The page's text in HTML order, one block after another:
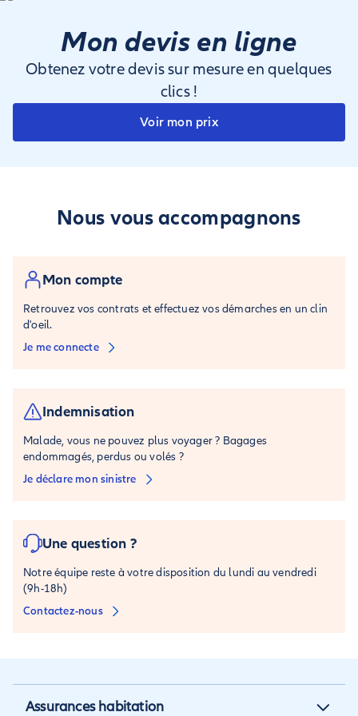
sera autorisé à entrer sur leurs territoires.
Mon devis en ligne
Obtenez votre devis sur mesure en quelques
clics !
Voir mon prix
Nous vous accompagnons
Mon compte
Retrouvez vos contrats et effectuez vos démarches en un clin
d'oeil.
Je me connecte
Indemnisation
Malade, vous ne pouvez plus voyager ? Bagages
endommagés, perdus ou volés ?
Je déclare mon sinistre
Une question ?
Notre équipe reste à votre disposition du lundi au vendredi
(9h-18h)
Contactez-nous
Assurances habitation